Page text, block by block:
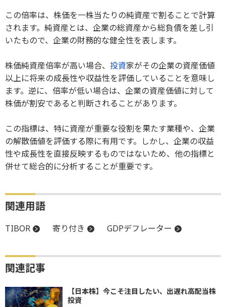
この倍率は、株価を一株当たりの純資産で割ることで計算
されます。純資産とは、企業の総資産から総負債を差し引
いたもので、企業の財務的な健全性を表します。
株価純資産倍率が高い場合、 投資家がその企業の資産価値
以上に将来の成長性や収益性を評価していることを意味し
ます。逆に、倍率が低い場合は、企業の資産価値に対して
株価が割安であると判断されることがあります。
この指標は、特に資産が重要な役割を果たす業種や、企業
の解散価値を評価する際に有用です。しかし、企業の収益
性や成長性を直接反映するものではないため、他の指標と
併せて総合的に分析することが重要です。
関連用語
TIBOR 寄り付き GDPデフレーター
関連記事
【日本株】今こそ注目したい、出遅れ高配当株
投資